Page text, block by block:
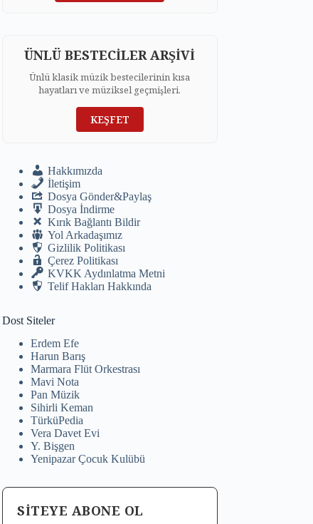
ÜNLÜ BESTECİLER ARŞİVİ
Ünlü klasik müzik bestecilerinin kısa
hayatları ve müziksel geçmişleri.
KEŞFET
Hakkımızda
İletişim
Dosya Gönder&Paylaş
Dosya İndirme
Kırık Bağlantı Bildir
Yol Arkadaşımız
Gizlilik Politikası
Çerez Politikası
KVKK Aydınlatma Metni
Telif Hakları Hakkında
Dost Siteler
Erdem Efe
Harun Barış
Marmara Flüt Orkestrası
Mavi Nota
Pan Müzik
Sihirli Keman
TürküPedia
Vera Davet Evi
Y. Bişgen
Yenipazar Çocuk Kulübü
SİTEYE ABONE OL